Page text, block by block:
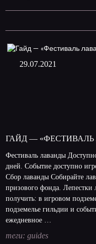
29.07.2021
ГАЙД —
Фестиваль лаванды
дней. Событие доступно
Сбор лаванды Собирайте
призового фонда.
получить: в игровом
подземелье гильдии и
ежедневное …
теги: guides